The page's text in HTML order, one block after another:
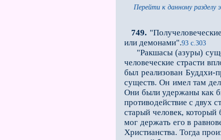
Перейти к данному разделу
749.
или демонами".93 с.303
"Ракшасы (азуры)
человеческие страсти
был реализован Буддхи-
существ. Он имел там
Они были удержаны как
противодействие с двух
старый человек,
мог держать его в
Христианства. Тогда